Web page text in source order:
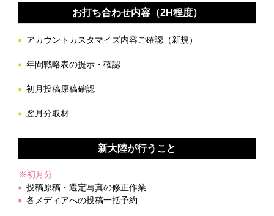
お打ち合わせ内容（2H程度）
アカウントカスタマイズ内容ご確認（新規）
年間戦略表の提示・確認
初月投稿原稿確認
翌月分取材
新大陸が行うこと
※初月分
投稿原稿・選定写真の修正作業
各メディアへの投稿一括予約